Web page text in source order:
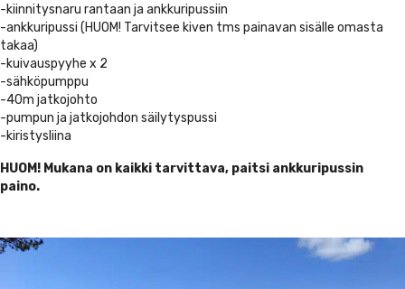
-kiinnitysnaru rantaan ja ankkuripussiin
-ankkuripussi (HUOM! Tarvitsee kiven tms painavan sisälle omasta
takaa)
-kuivauspyyhe x 2
-sähköpumppu
-40m jatkojohto
-pumpun ja jatkojohdon säilytyspussi
-kiristysliina
HUOM! Mukana on kaikki tarvittava, paitsi ankkuripussin
paino.